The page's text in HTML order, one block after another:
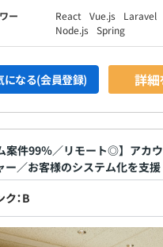
（各々13インチ）をお選
ご希望の場合は貸し出しも
ォール、アジャイル
ー
React Vue.js Laravel
Node.js Spring
になる(会員登録) 詳細
案件99％／リモート◎】アカ
ー／お客様のシステム化を支援
：B